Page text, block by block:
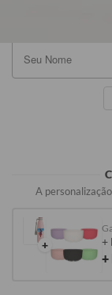
A
+ +
+